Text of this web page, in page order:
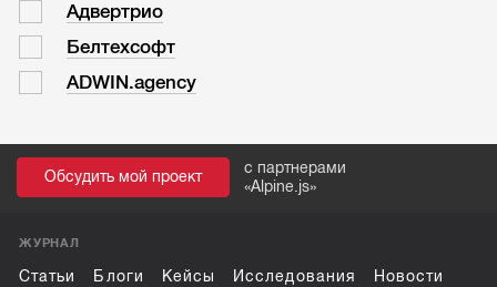
Адвертрио
Белтехсофт
ADWIN.agency
Обсудить мой проект
с партнерами
«Alpine.js»
ЖУРНАЛ
Статьи Блоги Кейсы Исследования Новости